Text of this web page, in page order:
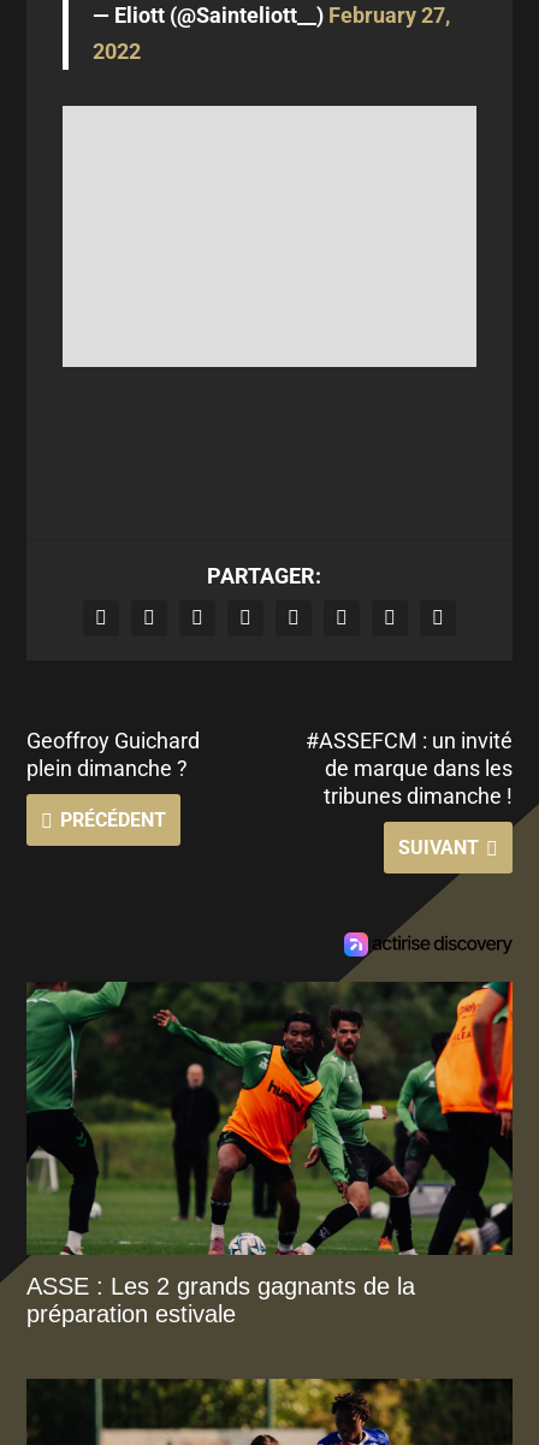
— Eliott (@Sainteliott__) February 27,
2022
PARTAGER:
Geoffroy Guichard
plein dimanche ?
PRÉCÉDENT
#ASSEFCM : un invité
de marque dans les
tribunes dimanche !
SUIVANT
ASSE : Les 2 grands gagnants de la
préparation estivale